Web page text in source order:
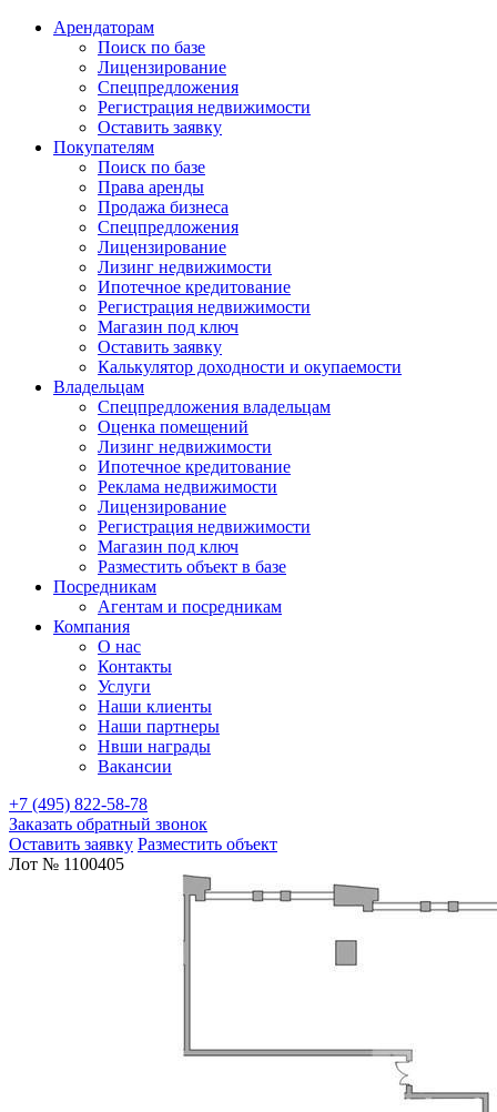
Арендаторам
Поиск по базе
Лицензирование
Спецпредложения
Регистрация недвижимости
Оставить заявку
Покупателям
Поиск по базе
Права аренды
Продажа бизнеса
Спецпредложения
Лицензирование
Лизинг недвижимости
Ипотечное кредитование
Регистрация недвижимости
Магазин под ключ
Оставить заявку
Калькулятор доходности и окупаемости
Владельцам
Спецпредложения владельцам
Оценка помещений
Лизинг недвижимости
Ипотечное кредитование
Реклама недвижимости
Лицензирование
Регистрация недвижимости
Магазин под ключ
Разместить объект в базе
Посредникам
Агентам и посредникам
Компания
О нас
Контакты
Услуги
Наши клиенты
Наши партнеры
Нвши награды
Вакансии
+7 (495) 822-58-78
Заказать обратный звонок
Оставить заявку Разместить объект
Лот № 1100405